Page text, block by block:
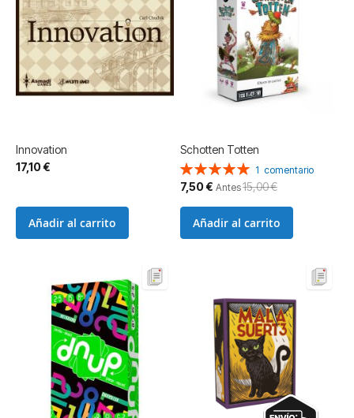
Innovation
17,10 €
Añadir al carrito
Schotten Totten
Valoración:
100%
1 comentario
Precio
especial
7,50 € Antes15,00 €
Añadir al carrito